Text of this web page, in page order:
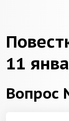
11
Вопрос